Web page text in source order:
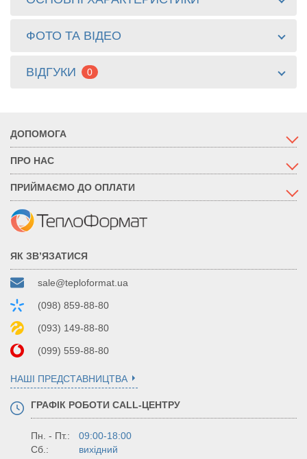
ФОТО ТА ВІДЕО
ВІДГУКИ 0
ДОПОМОГА
ПРО НАС
ПРИЙМАЄМО ДО ОПЛАТИ
ЯК ЗВ’ЯЗАТИСЯ
sale@teploformat.ua
(098) 859-88-80
(093) 149-88-80
(099) 559-88-80
НАШІ ПРЕДСТАВНИЦТВА
ГРАФІК РОБОТИ CALL-ЦЕНТРУ
Пн. - Пт.:
09:00-18:00
Сб.:
вихідний